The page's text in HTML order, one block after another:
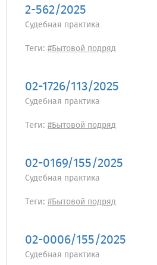
2-562/2025
Судебная практика
Теги: #Бытовой подряд
02-1726/113/2025
Судебная практика
Теги: #Бытовой подряд
02-0169/155/2025
Судебная практика
Теги: #Бытовой подряд
02-0006/155/2025
Судебная практика